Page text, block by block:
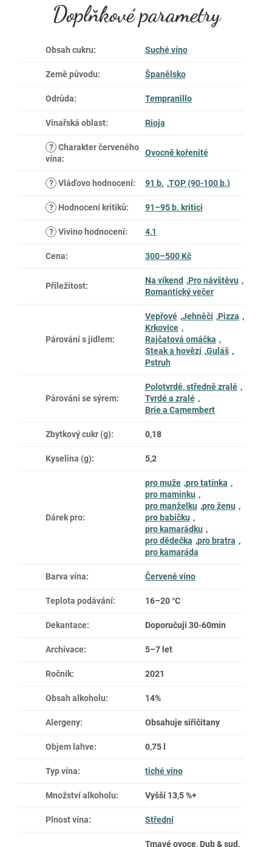
Doplňkové parametry
Obsah cukru: Suché víno
Země původu: Španělsko
Odrůda: Tempranillo
Vinařská oblast: Rioja
? Charakter červeného
vína:
Ovocně kořenité
? Vláďovo hodnocení: 91 b. ,TOP (90-100 b.)
? Hodnocení kritiků: 91–95 b. kritici
? Vivino hodnocení: 4,1
Cena: 300–500 Kč
Příležitost:
Na víkend ,Pro návštěvu ,
Romantický večer
Párování s jídlem:
Vepřové ,Jehněčí ,Pizza ,
Krkovice ,
Rajčatová omáčka ,
Steak a hovězí ,Guláš ,
Pstruh
Párování se sýrem:
Polotvrdé, středně zralé ,
Tvrdé a zralé ,
Brie a Camembert
Zbytkový cukr (g): 0,18
Kyselina (g): 5,2
Dárek pro:
pro muže ,pro tatínka ,
pro maminku ,
pro manželku ,pro ženu ,
pro babičku ,
pro kamarádku ,
pro dědečka ,pro bratra ,
pro kamaráda
Barva vína: Červené víno
Teplota podávání: 16–20 °C
Dekantace: Doporučuji 30-60min
Archivace: 5–7 let
Ročník: 2021
Obsah alkoholu: 14%
Alergeny: Obsahuje siřičitany
Objem lahve: 0,75 l
Typ vína: tiché víno
Množství alkoholu: Vyšší 13,5 %+
Plnost vína: Střední
Tmavé ovoce, Dub & sud,